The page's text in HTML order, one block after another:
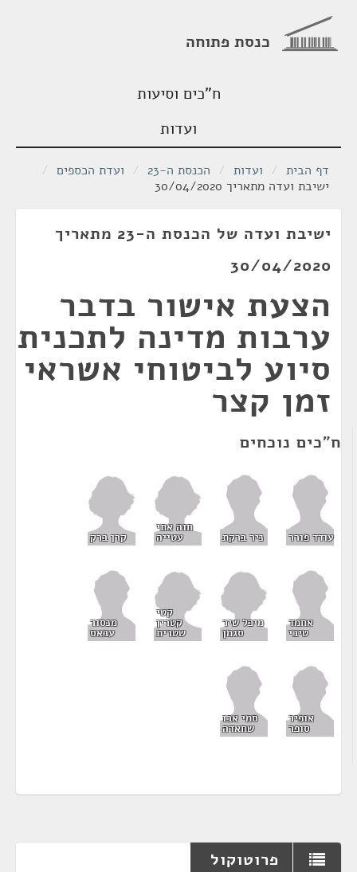
כנסת פתוחה
ח"כים וסיעות
ועדות
דף הבית / ועדות / הכנסת ה-23 / ועדת הכספים /
ישיבת ועדה מתאריך 30/04/2020
ישיבת ועדה של הכנסת ה-23 מתאריך
30/04/2020
הצעת אישור בדבר
ערבות מדינה לתכנית
סיוע לביטוחי אשראי
זמן קצר
ח"כים נוכחים
עודד פורר ניר ברקת
חוה אתי
עטייה קרן ברק
אחמד
טיבי
מיכל שיר
סגמן
קטי
קטרין
שטרית
מנסור
עבאס
אופיר
סופר
סמי אבו
שחאדה
פרוטוקול